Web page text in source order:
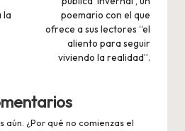
la
poemario con el que
ofrece a sus lectores “el
aliento para seguir
viviendo la realidad”.
aún. ¿Por qué no comienzas el